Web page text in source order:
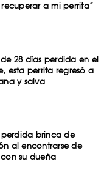
a mi perrita”
28 días perdida en el
esta perrita regresó a
y salva
perdida brinca de
al encontrarse de
su dueña